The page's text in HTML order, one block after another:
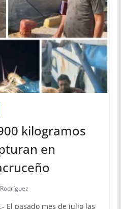
kilogramos
en
El pasado mes de julio las